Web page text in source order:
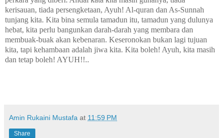
kerisauan, tiada persengketaan, Ayuh! Al-quran dan As-Sunnah
tunjang kita. Kita bina semula tamadun itu, tamadun yang dulunya
hebat, kita perlu bangunkan darah-darah yang membara dan
membuak-buak akan kebenaran. Keseronokan bukan lagi tujuan
kita, tapi kehambaan adalah jiwa kita. Kita boleh! Ayuh, kita masih
dan tetap boleh! AYUH!!..
Amin Rukaini Mustafa at 11:59 PM
Share